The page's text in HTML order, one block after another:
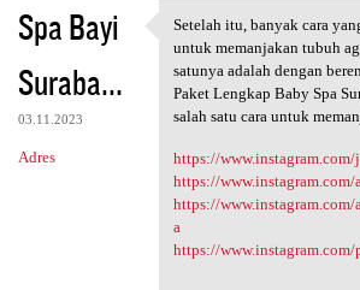
e
Spa Bayi
Suraba...
03.11.2023
Adres
Setelah itu, banyak
Setelah itu, banyak cara
untuk memanjakan tubuh
satunya adalah dengan
Paket Lengkap Baby Spa
salah satu cara untuk
https://www.instagram.com/
https://www.instagram.com/
https://www.instagram.com/
a
https://